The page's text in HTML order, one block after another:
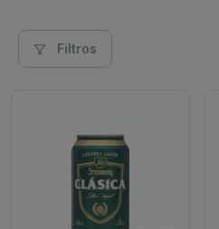
Filtros